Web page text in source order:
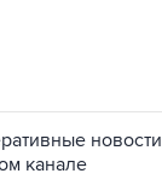
новости
канале